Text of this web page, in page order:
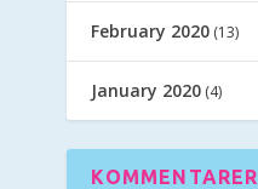
February 2020 (13)
January 2020 (4)
KOMMENTARER